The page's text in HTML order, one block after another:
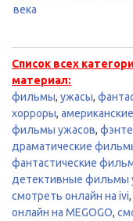
века
Список всех
материал:
фильмы, ужасы,
хорроры,
фильмы ужасов,
драматические
фантастические
детективные фильмы
смотреть онлайн на ivi,
онлайн на MEGOGO,